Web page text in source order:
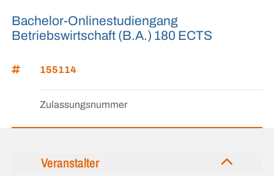
Bachelor-Onlinestudiengang
Betriebswirtschaft (B.A.) 180 ECTS
155114
Zulassungsnummer
Veranstalter